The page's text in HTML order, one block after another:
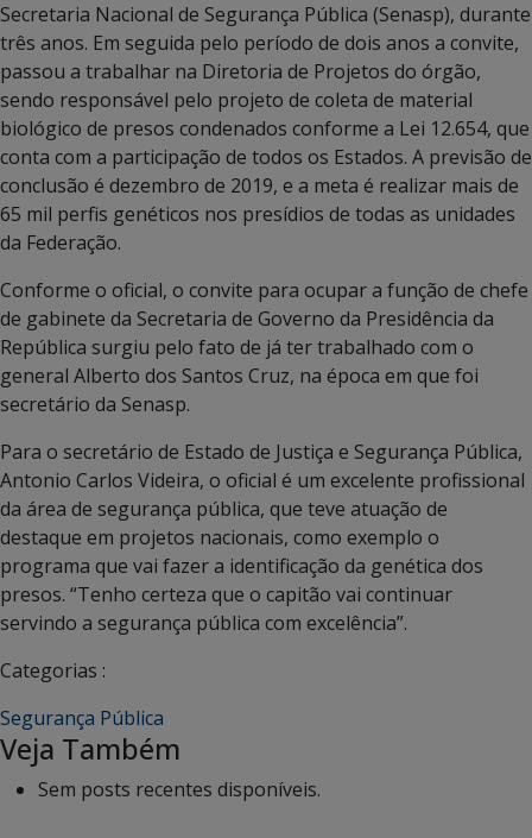
Secretaria Nacional de Segurança Pública (Senasp), durante
três anos. Em seguida pelo período de dois anos a convite,
passou a trabalhar na Diretoria de Projetos do órgão,
sendo responsável pelo projeto de coleta de material
biológico de presos condenados conforme a Lei 12.654, que
conta com a participação de todos os Estados. A previsão de
conclusão é dezembro de 2019, e a meta é realizar mais de
65 mil perfis genéticos nos presídios de todas as unidades
da Federação.
Conforme o oficial, o convite para ocupar a função de chefe
de gabinete da Secretaria de Governo da Presidência da
República surgiu pelo fato de já ter trabalhado com o
general Alberto dos Santos Cruz, na época em que foi
secretário da Senasp.
Para o secretário de Estado de Justiça e Segurança Pública,
Antonio Carlos Videira, o oficial é um excelente profissional
da área de segurança pública, que teve atuação de
destaque em projetos nacionais, como exemplo o
programa que vai fazer a identificação da genética dos
presos. “Tenho certeza que o capitão vai continuar
servindo a segurança pública com excelência”.
Categorias :
Segurança Pública
Veja Também
Sem posts recentes disponíveis.